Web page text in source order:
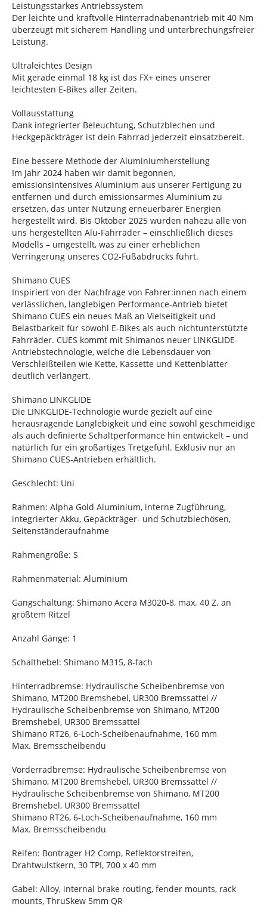
Leistungsstarkes Antriebssystem
Der leichte und kraftvolle Hinterradnabenantrieb mit 40 Nm
überzeugt mit sicherem Handling und unterbrechungsfreier
Leistung.
Ultraleichtes Design
Mit gerade einmal 18 kg ist das FX+ eines unserer
leichtesten E-Bikes aller Zeiten.
Vollausstattung
Dank integrierter Beleuchtung, Schutzblechen und
Heckgepäckträger ist dein Fahrrad jederzeit einsatzbereit.
Eine bessere Methode der Aluminiumherstellung
Im Jahr 2024 haben wir damit begonnen,
emissionsintensives Aluminium aus unserer Fertigung zu
entfernen und durch emissionsarmes Aluminium zu
ersetzen, das unter Nutzung erneuerbarer Energien
hergestellt wird. Bis Oktober 2025 wurden nahezu alle von
uns hergestellten Alu-Fahrräder – einschließlich dieses
Modells – umgestellt, was zu einer erheblichen
Verringerung unseres CO2-Fußabdrucks führt.
Shimano CUES
Inspiriert von der Nachfrage von Fahrer:innen nach einem
verlässlichen, langlebigen Performance-Antrieb bietet
Shimano CUES ein neues Maß an Vielseitigkeit und
Belastbarkeit für sowohl E-Bikes als auch nichtunterstützte
Fahrräder. CUES kommt mit Shimanos neuer LINKGLIDE-
Antriebstechnologie, welche die Lebensdauer von
Verschleißteilen wie Kette, Kassette und Kettenblätter
deutlich verlängert.
Shimano LINKGLIDE
Die LINKGLIDE-Technologie wurde gezielt auf eine
herausragende Langlebigkeit und eine sowohl geschmeidige
als auch definierte Schaltperformance hin entwickelt – und
natürlich für ein großartiges Tretgefühl. Exklusiv nur an
Shimano CUES-Antrieben erhältlich.
Geschlecht: Uni
Rahmen: Alpha Gold Aluminium, interne Zugführung,
integrierter Akku, Gepäckträger- und Schutzblechösen,
Seitenständeraufnahme
Rahmengröße: S
Rahmenmaterial: Aluminium
Gangschaltung: Shimano Acera M3020-8, max. 40 Z. an
größtem Ritzel
Anzahl Gänge: 1
Schalthebel: Shimano M315, 8-fach
Hinterradbremse: Hydraulische Scheibenbremse von
Shimano, MT200 Bremshebel, UR300 Bremssattel //
Hydraulische Scheibenbremse von Shimano, MT200
Bremshebel, UR300 Bremssattel
Shimano RT26, 6-Loch-Scheibenaufnahme, 160 mm
Max. Bremsscheibendu
Vorderradbremse: Hydraulische Scheibenbremse von
Shimano, MT200 Bremshebel, UR300 Bremssattel //
Hydraulische Scheibenbremse von Shimano, MT200
Bremshebel, UR300 Bremssattel
Shimano RT26, 6-Loch-Scheibenaufnahme, 160 mm
Max. Bremsscheibendu
Reifen: Bontrager H2 Comp, Reflektorstreifen,
Drahtwulstkern, 30 TPI, 700 x 40 mm
Gabel: Alloy, internal brake routing, fender mounts, rack
mounts, ThruSkew 5mm QR